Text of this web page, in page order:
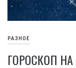
РАЗНОЕ
ГОРОСКОП НА